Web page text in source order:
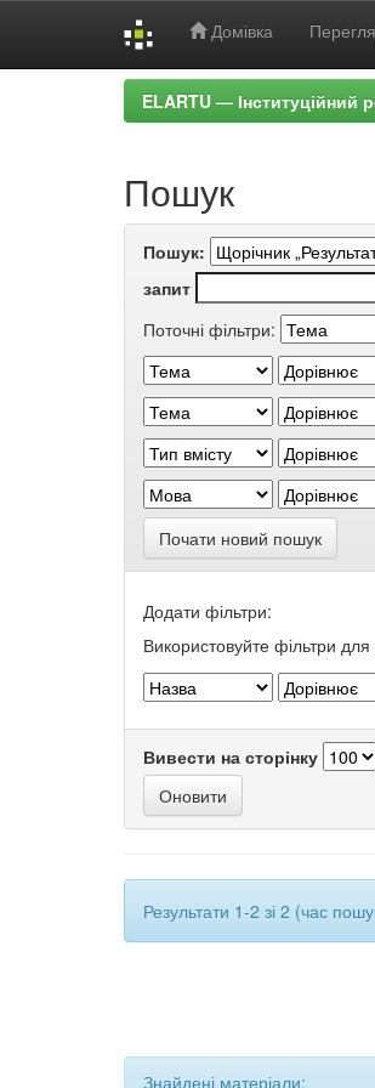
Домівка
ELARTU — Інституційний
Пошук
Пошук:
запит
Поточні фільтри:
Почати новий пошук
Додати фільтри:
Використовуйте фільтри
Вивести на сторінку
Результати 1-2 зі 2 (час
Знайдені матеріали: